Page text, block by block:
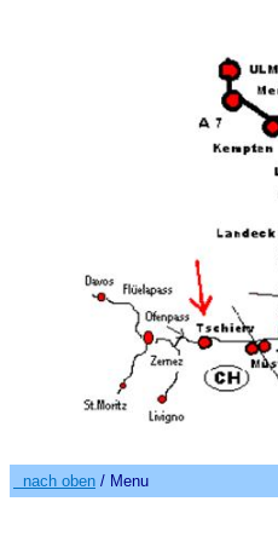
nach oben / Menu